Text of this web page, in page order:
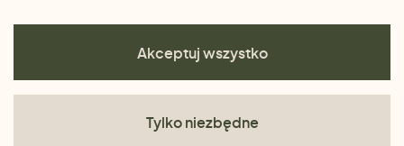
Akceptuj wszystko
Tylko niezbędne